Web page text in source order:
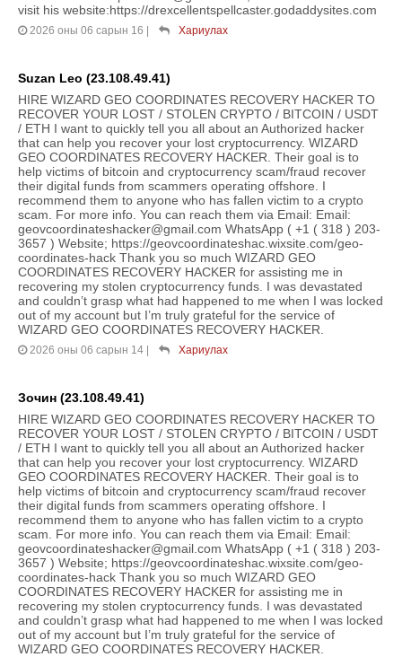
visit his website:https://drexcellentspellcaster.godaddysites.com
2026 оны 06 сарын 16 | Хариулах
Suzan Leo (23.108.49.41)
HIRE WIZARD GEO COORDINATES RECOVERY HACKER TO
RECOVER YOUR LOST / STOLEN CRYPTO / BITCOIN / USDT
/ ETH I want to quickly tell you all about an Authorized hacker
that can help you recover your lost cryptocurrency. WIZARD
GEO COORDINATES RECOVERY HACKER. Their goal is to
help victims of bitcoin and cryptocurrency scam/fraud recover
their digital funds from scammers operating offshore. I
recommend them to anyone who has fallen victim to a crypto
scam. For more info. You can reach them via Email: Email:
geovcoordinateshacker@gmail.com WhatsApp ( +1 ( 318 ) 203-
3657 ) Website; https://geovcoordinateshac.wixsite.com/geo-
coordinates-hack Thank you so much WIZARD GEO
COORDINATES RECOVERY HACKER for assisting me in
recovering my stolen cryptocurrency funds. I was devastated
and couldn’t grasp what had happened to me when I was locked
out of my account but I’m truly grateful for the service of
WIZARD GEO COORDINATES RECOVERY HACKER.
2026 оны 06 сарын 14 | Хариулах
Зочин (23.108.49.41)
HIRE WIZARD GEO COORDINATES RECOVERY HACKER TO
RECOVER YOUR LOST / STOLEN CRYPTO / BITCOIN / USDT
/ ETH I want to quickly tell you all about an Authorized hacker
that can help you recover your lost cryptocurrency. WIZARD
GEO COORDINATES RECOVERY HACKER. Their goal is to
help victims of bitcoin and cryptocurrency scam/fraud recover
their digital funds from scammers operating offshore. I
recommend them to anyone who has fallen victim to a crypto
scam. For more info. You can reach them via Email: Email:
geovcoordinateshacker@gmail.com WhatsApp ( +1 ( 318 ) 203-
3657 ) Website; https://geovcoordinateshac.wixsite.com/geo-
coordinates-hack Thank you so much WIZARD GEO
COORDINATES RECOVERY HACKER for assisting me in
recovering my stolen cryptocurrency funds. I was devastated
and couldn’t grasp what had happened to me when I was locked
out of my account but I’m truly grateful for the service of
WIZARD GEO COORDINATES RECOVERY HACKER.